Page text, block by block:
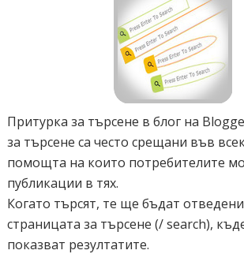
Притурка за търсене в блог на
за търсене са често срещани във
помощта на които потребителите
публикации в тях.
Когато търсят, те ще бъдат
страницата за търсене (/ search),
показват резултатите.